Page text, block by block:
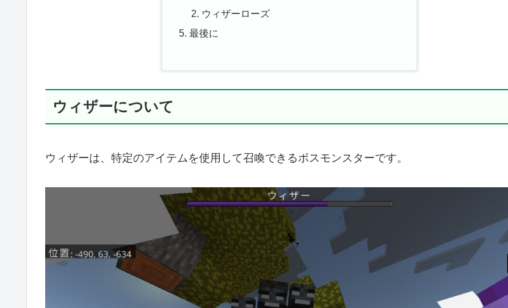
ウィザーローズ
最後に
ウィザーについて
ウィザーは、特定のアイテムを使用して召喚できるボスモンスターです。